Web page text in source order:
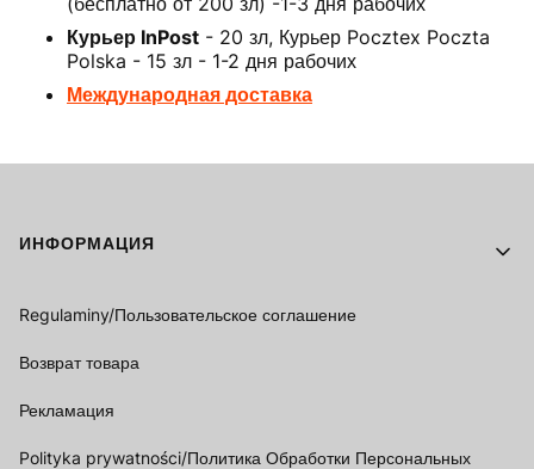
Курьер InPost - 20 зл, Курьер Pocztex Poczta
Polska - 15 зл - 1-2 дня рабочих
Международная доставка
Footer menu
ИНФОРМАЦИЯ
Regulaminy/Пользовательское соглашение
Возврат товара
Рекламация
Polityka prywatności/Политика Обработки Персональных